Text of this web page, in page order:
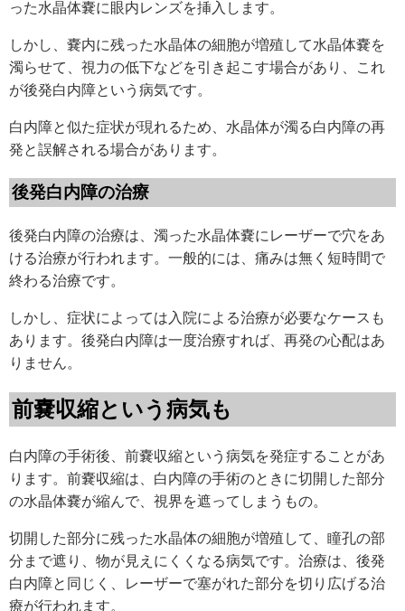
った水晶体嚢に眼内レンズを挿入します。
しかし、嚢内に残った水晶体の細胞が増殖して水晶体嚢を
濁らせて、視力の低下などを引き起こす場合があり、これ
が後発白内障という病気です。
白内障と似た症状が現れるため、水晶体が濁る白内障の再
発と誤解される場合があります。
後発白内障の治療
後発白内障の治療は、濁った水晶体嚢にレーザーで穴をあ
ける治療が行われます。一般的には、痛みは無く短時間で
終わる治療です。
しかし、症状によっては入院による治療が必要なケースも
あります。後発白内障は一度治療すれば、再発の心配はあ
りません。
前嚢収縮という病気も
白内障の手術後、前嚢収縮という病気を発症することがあ
ります。前嚢収縮は、白内障の手術のときに切開した部分
の水晶体嚢が縮んで、視界を遮ってしまうもの。
切開した部分に残った水晶体の細胞が増殖して、瞳孔の部
分まで遮り、物が見えにくくなる病気です。治療は、後発
白内障と同じく、レーザーで塞がれた部分を切り広げる治
療が行われます。